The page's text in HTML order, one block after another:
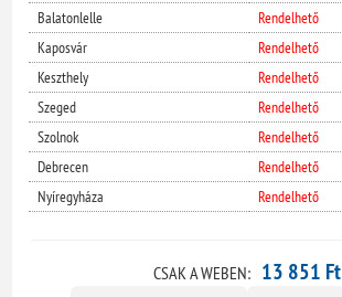
Balatonlelle
Rendelhető
Kaposvár
Rendelhető
Keszthely
Rendelhető
Szeged
Rendelhető
Szolnok
Rendelhető
Debrecen
Rendelhető
Nyíregyháza
Rendelhető
CSAK A WEBEN: 13 851 Ft